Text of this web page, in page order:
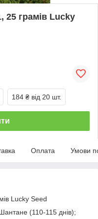
25 грамів Lucky
184 ₴ від 20 шт.
Оплата Умови
Lucky Seed
(110-115 днів);